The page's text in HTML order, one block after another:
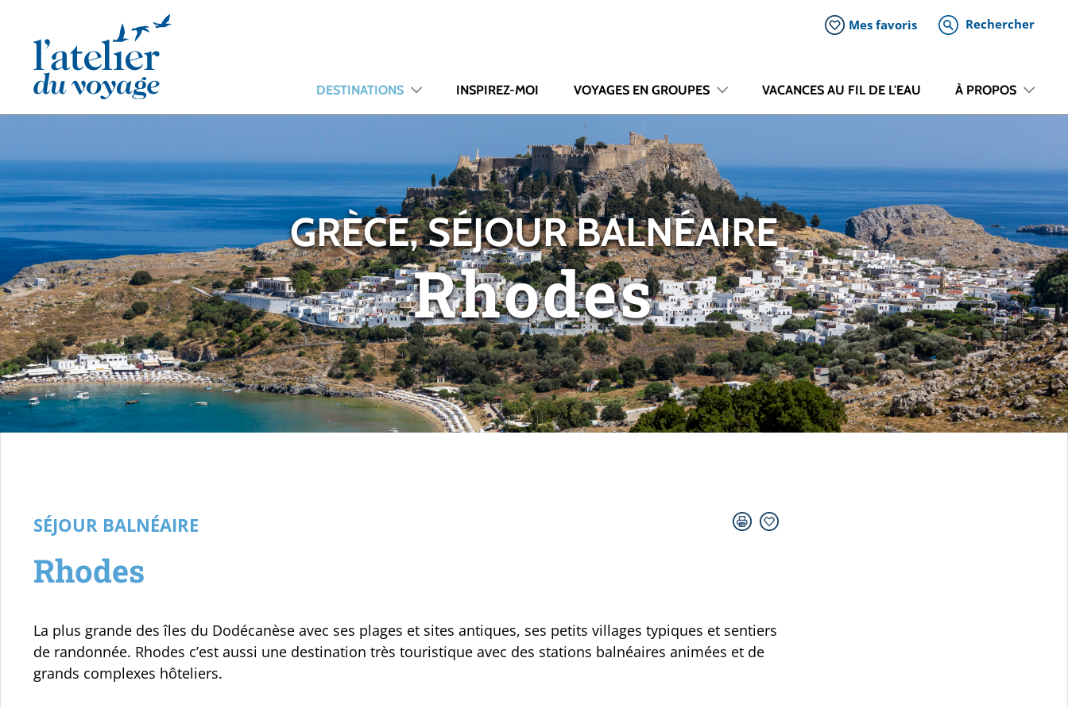
Mes favoris Rechercher
DESTINATIONS INSPIREZ-MOI VOYAGES EN GROUPES VACANCES AU FIL DE L'EAU À PROPOS
GRÈCE, SÉJOUR BALNÉAIRE
Rhodes
SÉJOUR BALNÉAIRE
Rhodes
La plus grande des îles du Dodécanèse avec ses plages et sites antiques, ses petits villages typiques et sentiers
de randonnée. Rhodes c’est aussi une destination très touristique avec des stations balnéaires animées et de
grands complexes hôteliers.
Panneau de gestion des cookies